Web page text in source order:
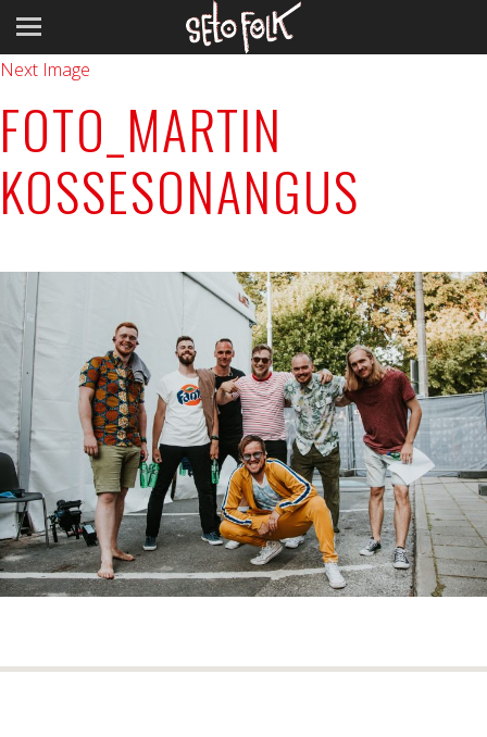
Previous Image
Next Image
FOTO_MARTIN
KOSSESONANGUS